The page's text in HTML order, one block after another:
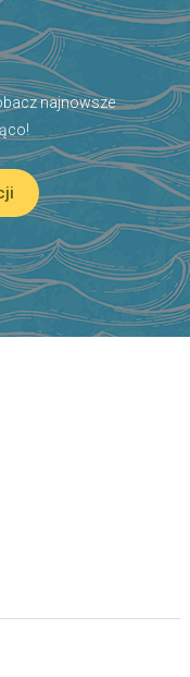
najnowsze